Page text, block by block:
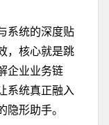
系统的深度贴
，核心就是跳
企业业务链
系统真正融入
形助手。